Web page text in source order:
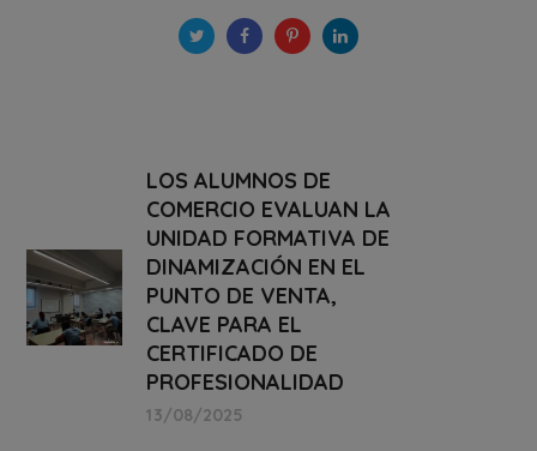
LOS ALUMNOS DE
COMERCIO EVALUAN LA
UNIDAD FORMATIVA DE
DINAMIZACIÓN EN EL
PUNTO DE VENTA,
CLAVE PARA EL
CERTIFICADO DE
PROFESIONALIDAD
13/08/2025